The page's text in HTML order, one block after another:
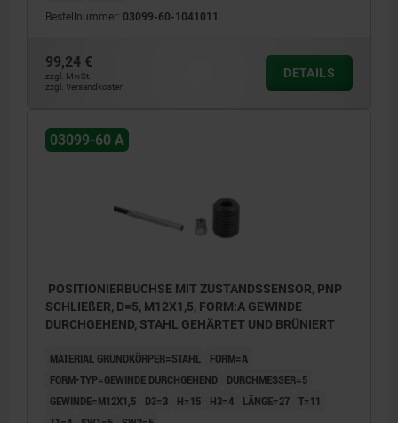
Bestellnummer: 03099-60-1041011
99,24 €
zzgl. MwSt.
zzgl. Versandkosten
DETAILS
03099-60 A
POSITIONIERBUCHSE MIT ZUSTANDSSENSOR, PNP
SCHLIEßER, D=5, M12X1,5, FORM:A GEWINDE
DURCHGEHEND, STAHL GEHÄRTET UND BRÜNIERT
MATERIAL GRUNDKÖRPER=STAHL
FORM=A
FORM-TYP=GEWINDE DURCHGEHEND
DURCHMESSER=5
GEWINDE=M12X1,5
D3=3 H=15 H3=4 LÄNGE=27 T=11